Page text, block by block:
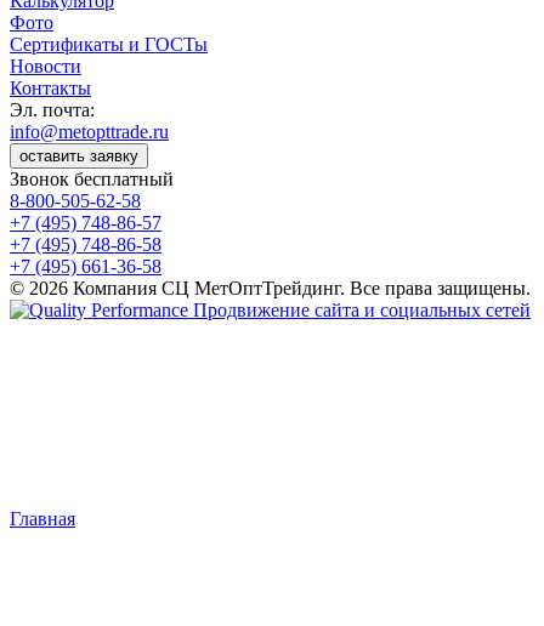
Фото
Сертификаты и ГОСТы
Новости
Контакты
Эл. почта:
info@metopttrade.ru
оставить заявку
Звонок бесплатный
8-800-505-62-58
+7 (495) 748-86-57
+7 (495) 748-86-58
+7 (495) 661-36-58
© 2026 Компания СЦ МетОптТрейдинг. Все права защищены.
Продвижение сайта и социальных сетей
Главная